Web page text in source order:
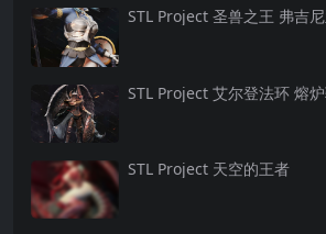
STL Project 圣兽之王 弗吉
STL Project 艾尔登法环 熔
STL Project 天空的王者